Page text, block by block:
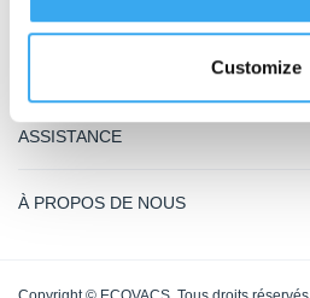
Customize
ASSISTANCE
À PROPOS DE NOUS